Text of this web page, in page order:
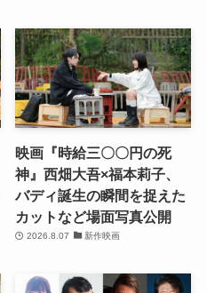
映画『時給三〇〇円の死
神』西畑大吾×福本莉子、
バディ誕生の瞬間を捉えた
カットなど場面写真公開
2026.8.07 新作映画